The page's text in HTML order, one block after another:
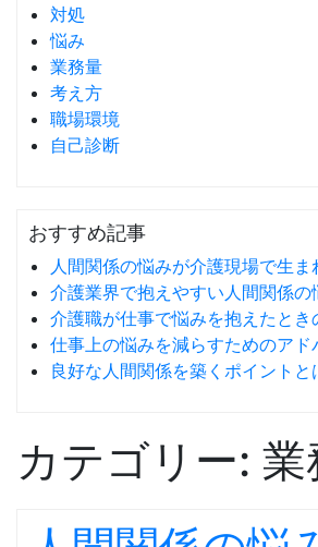
対処
悩み
業務量
考え方
職場環境
自己診断
おすすめ記事
人間関係の悩みが介護現場で生ま
介護業界で抱えやすい人間関係の
介護職が仕事で悩みを抱えたとき
仕事上の悩みを減らすためのアド
良好な人間関係を築くポイントと
カテゴリー: 業